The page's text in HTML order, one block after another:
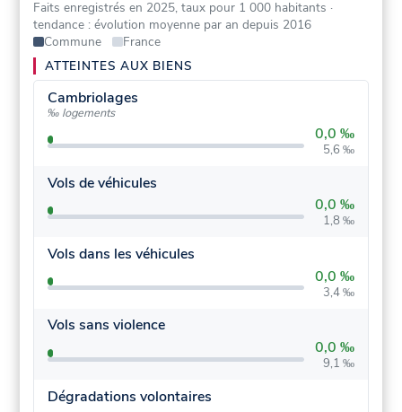
Faits enregistrés en 2025, taux pour 1 000 habitants ·
tendance : évolution moyenne par an depuis 2016
Commune
France
ATTEINTES AUX BIENS
Cambriolages
‰ logements
0,0 ‰
5,6 ‰
Vols de véhicules
0,0 ‰
1,8 ‰
Vols dans les véhicules
0,0 ‰
3,4 ‰
Vols sans violence
0,0 ‰
9,1 ‰
Dégradations volontaires